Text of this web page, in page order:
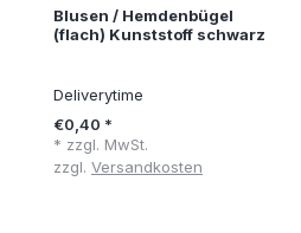
Blusen / Hemdenbügel
(flach) Kunststoff schwarz
Deliverytime
€0,40 *
* zzgl. MwSt.
zzgl. Versandkosten